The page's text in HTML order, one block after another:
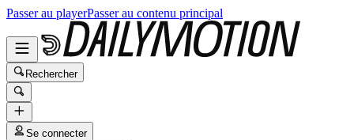
Passer au playerPasser au contenu principal
Rechercher
Se connecter